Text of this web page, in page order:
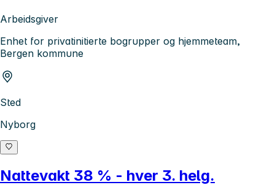
Arbeidsgiver
Enhet for privatinitierte bogrupper og hjemmeteam,
Bergen kommune
Sted
Nyborg
Nattevakt 38 % - hver 3. helg.